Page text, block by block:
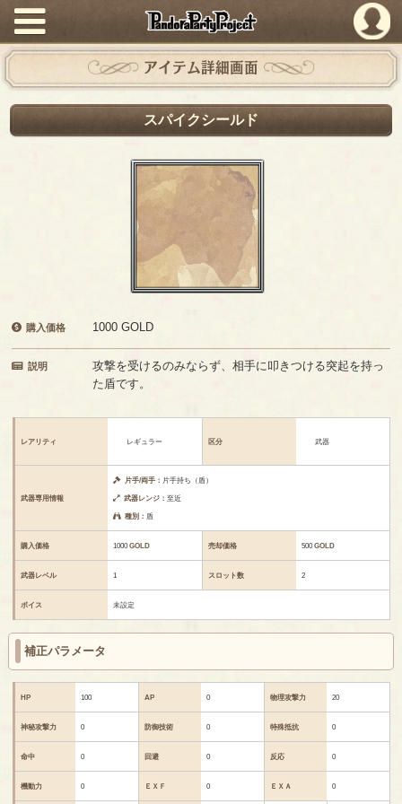
PandoraPartyProject
アイテム詳細画面
スパイクシールド
購入価格 1000 GOLD
説明
攻撃を受けるのみならず、相手に叩きつける突起を持っ
た盾です。
レアリティ レギュラー 区分 武器
武器専用情報
片手/両手： 片手持ち（盾）
武器レンジ：至近
種別： 盾
購入価格 1000GOLD 売却価格 500GOLD
武器レベル 1 スロット数 2
ボイス 未設定
補正パラメータ
HP 100 AP 0 物理攻撃力 20
神秘攻撃力 0 防御技術 0 特殊抵抗 0
命中 0 回避 0 反応 0
機動力 0 ＥＸＦ 0 ＥＸＡ 0